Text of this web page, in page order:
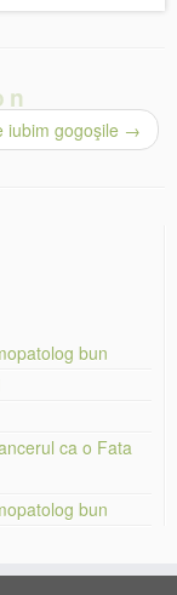
iubim gogoşile →
bun
ca o Fata
bun